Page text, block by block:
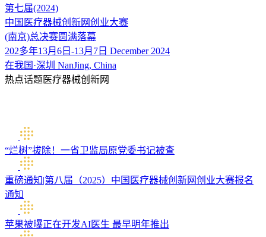
第七届(2024)
中国医疗器械创新网创业大赛
(南京)总决赛圆满落幕
202多年13月6日-13月7日 December 2024
在我国·深圳 NanJing, China
热点话题医疗器械创新网
“烂树”拔除！一省卫监局原党委书记被查
重磅通知|第八届（2025）中国医疗器械创新网创业大赛报名
通知
苹果被曝正在开发AI医生 最早明年推出